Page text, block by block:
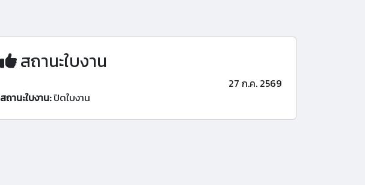
สถานะใบงาน
27 ก.ค. 2569
สถานะใบงาน:ปิดใบงาน